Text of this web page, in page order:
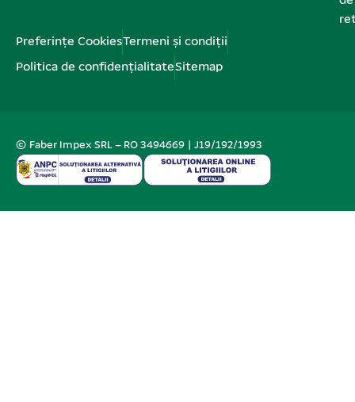
Preferințe CookiesTermeni și condiții
Politica de confidențialitateSitemap
© Faber Impex SRL – RO 3494669 | J19/192/1993